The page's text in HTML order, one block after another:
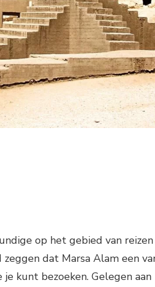
op het gebied van reizen
dat Marsa Alam een
kunt bezoeken. Gelegen aan